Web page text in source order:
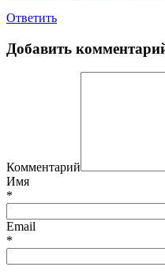
Ответить
Добавить
Комментарий
Имя
*
Email
*